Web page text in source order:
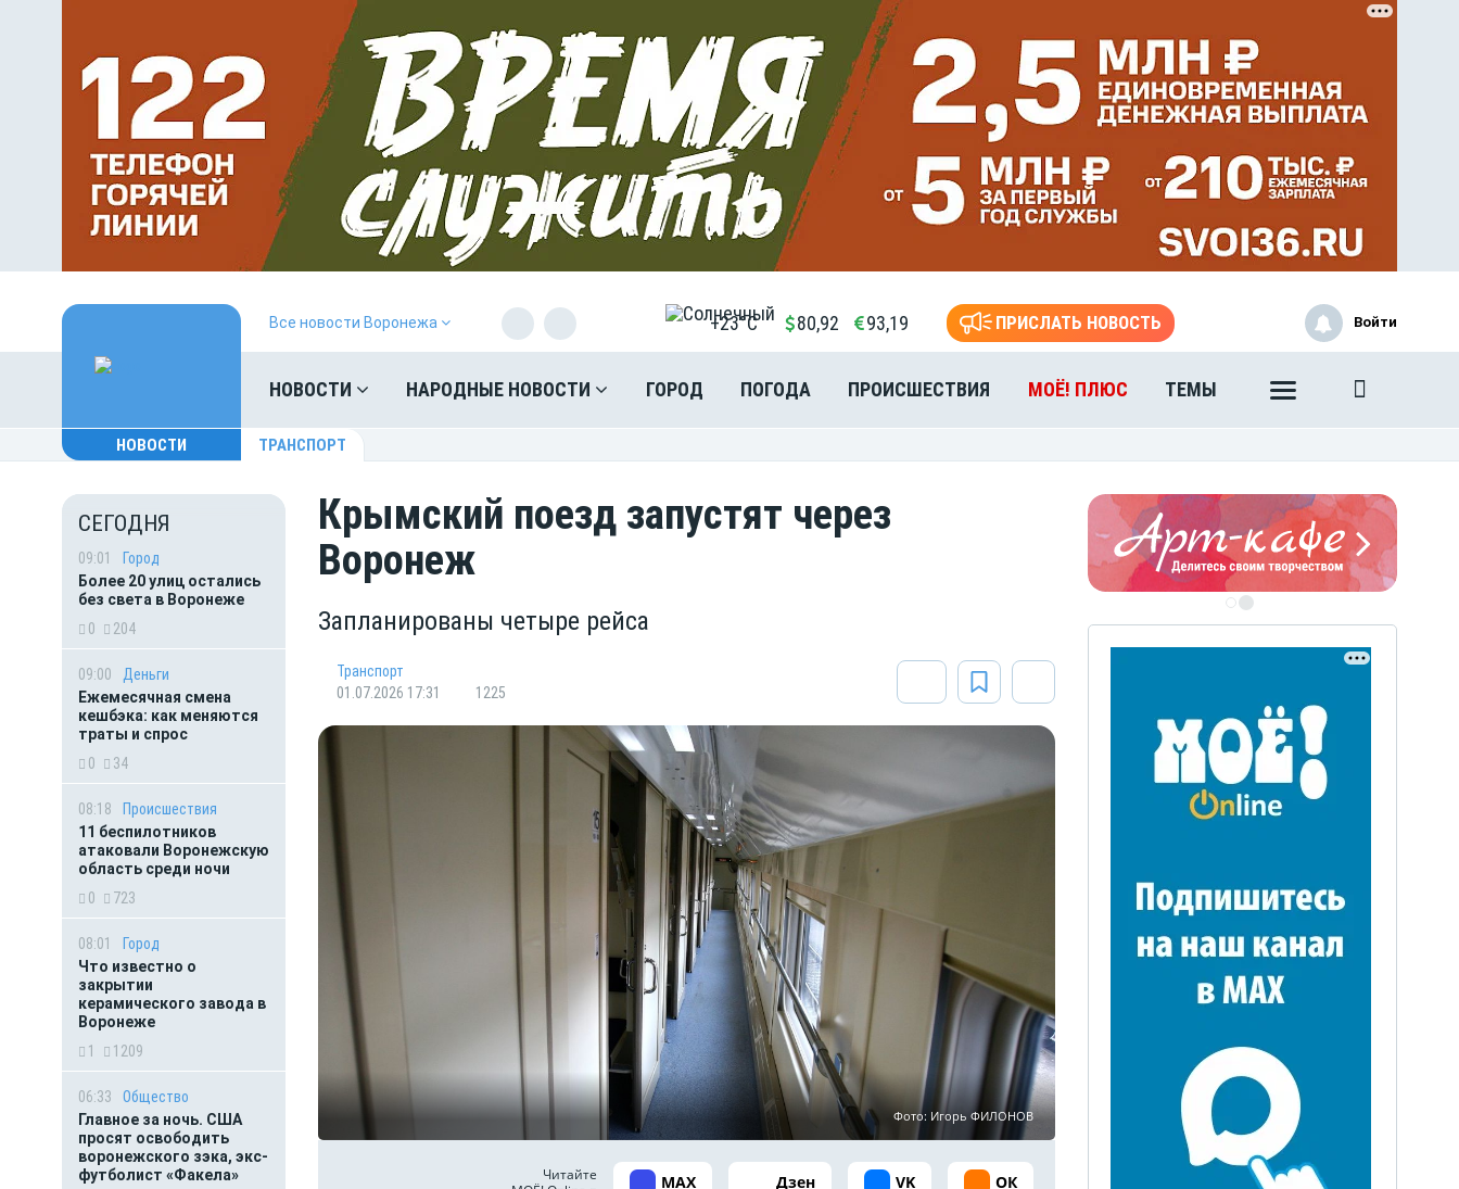
Все новости Воронежа +23°C 80,92 93,19 ПРИСЛАТЬ НОВОСТЬ
НОВОСТИ НАРОДНЫЕ НОВОСТИ ГОРОД ПОГОДА ПРОИСШЕСТВИЯ МОЁ! ПЛЮС ТЕМЫ
Войти
НОВОСТИ ТРАНСПОРТ
СЕГОДНЯ
09:01
Город
Более 20 улиц остались
без света в Воронеже
0
204
09:00
Деньги
Ежемесячная смена
кешбэка: как меняются
траты и спрос
0
34
08:18
Происшествия
11 беспилотников
атаковали Воронежскую
область среди ночи
0
723
08:01
Город
Что известно о
закрытии
керамического завода в
Воронеже
1
1209
06:33
Общество
Главное за ночь. CША
просят освободить
воронежского зэка, экс-
футболист «Факела»
Крымский поезд запустят через
Воронеж
Запланированы четыре рейса
Транспорт
01.07.2026 17:31
1225
Фото: Игорь ФИЛОНОВ
Читайте
MAX Дзен VK ОК
Книга памяти воронежских
воинов-интернационалистов
ЭТО БЫЛО В
воинов-интернационалистов
ЭТО БЫЛО В
Книга памяти воронежских